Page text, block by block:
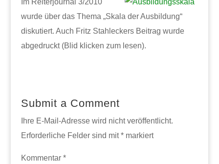
Im Reiterjournal 3/2010
wurde über das Thema „Skala der Ausbildung“
diskutiert. Auch Fritz Stahleckers Beitrag wurde
abgedruckt (Blid klicken zum lesen).
Submit a Comment
Ihre E-Mail-Adresse wird nicht veröffentlicht.
Erforderliche Felder sind mit*markiert
Kommentar *